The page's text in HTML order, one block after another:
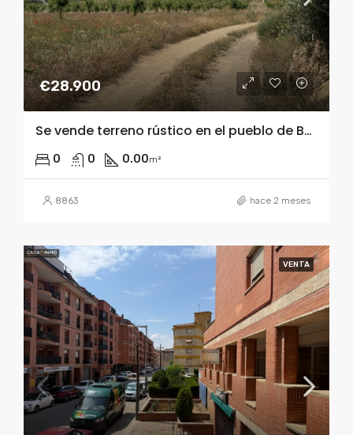
€28.900
Se vende terreno rústico en el pueblo de Burceat a solo 5 minutos en coche de Barbastro.
0 0 0.00m²
8863 hace 2 meses
VENTA